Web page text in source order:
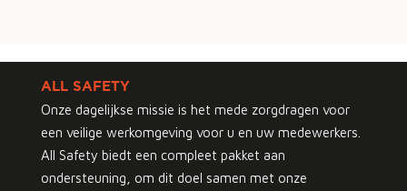
ALL SAFETY
Onze dagelijkse missie is het mede zorgdragen voor
een veilige werkomgeving voor u en uw medewerkers.
All Safety biedt een compleet pakket aan
ondersteuning, om dit doel samen met onze